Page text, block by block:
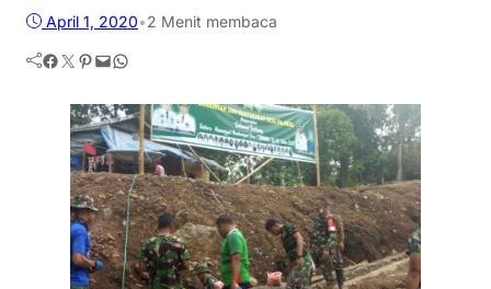
April 1, 2020•2 Menit membaca
Facebook Twitter Pinterest Mail WhatsApp